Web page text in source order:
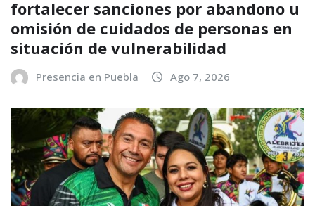
fortalecer sanciones por abandono u
omisión de cuidados de personas en
situación de vulnerabilidad
Presencia en Puebla Ago 7, 2026